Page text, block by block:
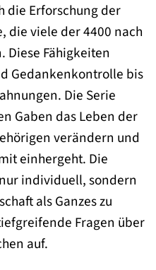
die Erforschung der
die viele der 4400 nach
Fähigkeiten
Gedankenkontrolle bis
Die Serie
Gaben das Leben der
verändern und
einhergeht. Die
individuell, sondern
als Ganzes zu
Fragen über
auf.